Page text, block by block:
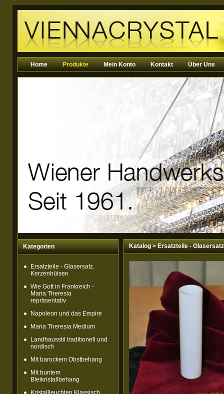
Home Produkte Mein Konto Kontakt Über Uns
Kategorien
Ersatzteile - Glasersatz,
Kerzenhülsen
Wie Gott in Frankreich -
Maria Theresia
repräsentativ
Napoleon und das Empire
Maria Theresia Medium
Landhausstil traditionell und
nordisch
Mit barockem Obstbehang
Mit buntem
Bleikristallbehang
Kristallleuchten Klassisch
Katalog>Ersatzteile -